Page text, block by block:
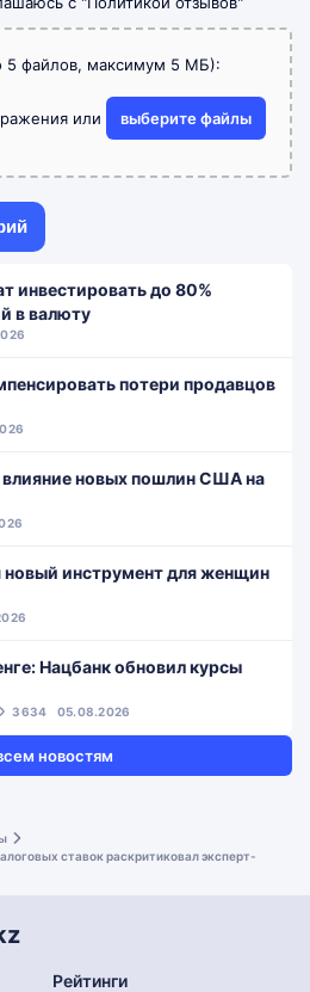
5 файлов, максимум 5 МБ):
или выберите файлы
инвестировать до 80%
в валюту
потери продавцов
новых пошлин США на
новый инструмент для женщин
Нацбанк обновил курсы
3634 05.08.2026
новостям
ставок раскритиковал эксперт-
Рейтинги